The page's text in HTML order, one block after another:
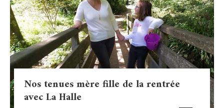
Nos tenues mère fille de la rentrée
avec La Halle